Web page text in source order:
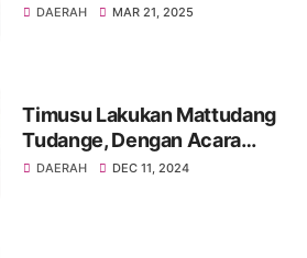
PasukanOperasi Katupat
DAERAH MAR 21, 2025
Timusu Lakukan Mattudang
Tudange, Dengan Acara
Parewe Sumange
DAERAH DEC 11, 2024